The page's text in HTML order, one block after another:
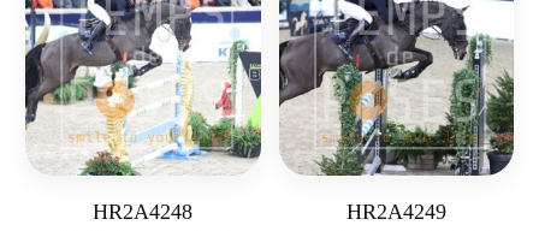
HR2A4248 HR2A4249